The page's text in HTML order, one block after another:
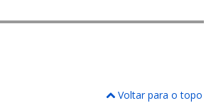
Voltar para o topo